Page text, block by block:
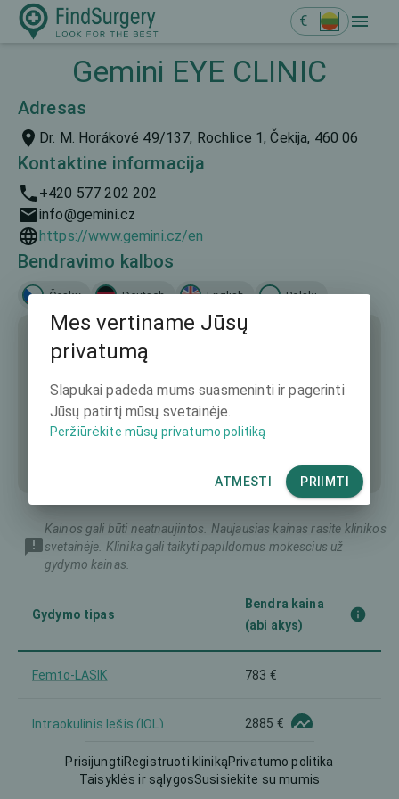
€
Gemini EYE CLINIC
Adresas
Dr. M. Horákové 49/137, Rochlice 1, Čekija, 460 06
Kontaktine informacija
+420 577 202 202
info@gemini.cz
https://www.gemini.cz/en
Bendravimo kalbos
Česky Deutsch English Polski
Kainos gali būti neatnaujintos. Naujausias kainas rasite klinikos
svetainėje. Klinika gali taikyti papildomus mokescius už
gydymo kainas.
Gydymo tipas
Bendra kaina
(abi akys)
Femto-LASIK 783 €
Intraokulinis lęšis (IOL) 2885 €
1319 €
PrisijungtiRegistruoti klinikąPrivatumo politika
Taisyklės ir sąlygosSusisiekite su mumis
Mes vertiname Jūsų
privatumą
Slapukai padeda mums suasmeninti ir pagerinti
Jūsų patirtį mūsų svetainėje.
Peržiūrėkite mūsų privatumo politiką
ATMESTI PRIIMTI